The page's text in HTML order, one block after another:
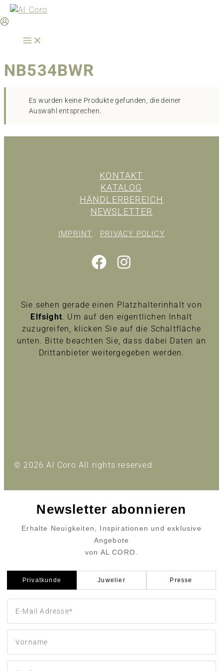
Zum
Inhalt
NB534BWR
Es wurden keine Produkte gefunden, die deiner
Auswahl entsprechen.
KONTAKT
KATALOG
HÄNDLERBEREICH
NEWSLETTER
IMPRINT PRIVACY POLICY
Sie sehen gerade einen Platzhalterinhalt von
Elfsight. Um auf den eigentlichen Inhalt
zuzugreifen, klicken Sie auf die Schaltfläche
unten. Bitte beachten Sie, dass dabei Daten an
Drittanbieter weitergegeben werden.
© 2026 Al Coro All rights reserved
Newsletter abonnieren
Erhalte Neuigkeiten, Inspirationen und exklusive
Angebote
von AL CORO.
Privatkunde Juwelier Presse